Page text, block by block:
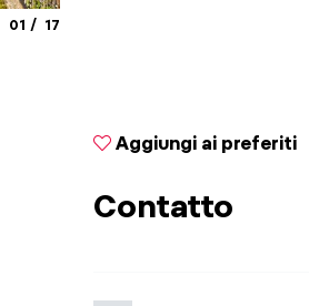
aria.slide_indicator.prefix
01 aria.slide_indicator.of
17
Aggiungi ai preferiti
Contatto